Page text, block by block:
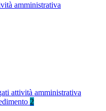
amministrativa
attività amministrativa
2